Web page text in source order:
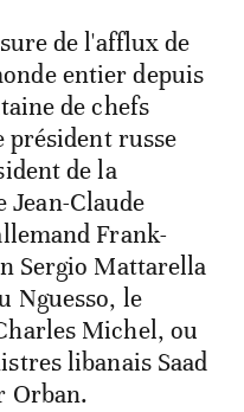
de l'afflux de
entier depuis
de chefs
président russe
de la
Jean-Claude
Frank-
Sergio Mattarella
Nguesso, le
Michel, ou
libanais Saad
Orban.